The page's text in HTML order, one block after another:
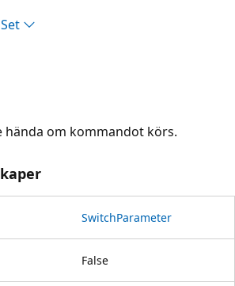
Set
hända om kommandot körs.
SwitchParameter
False